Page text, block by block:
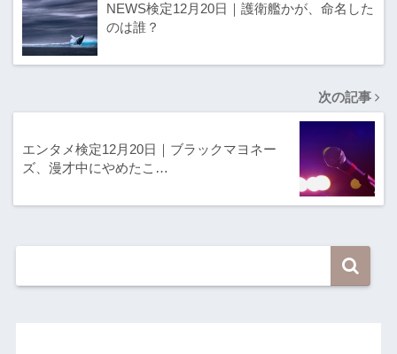
NEWS検定12月20日｜護衛艦かが、命名した
のは誰？
次の記事
エンタメ検定12月20日｜ブラックマヨネー
ズ、漫才中にやめたこ…